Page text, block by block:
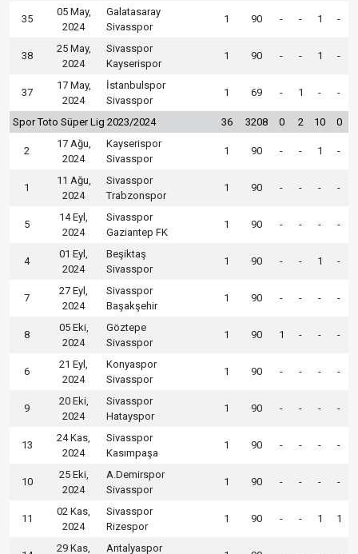
35
05 May,
2024
Galatasaray
Sivasspor
1 90 - - 1 -
38
25 May,
2024
Sivasspor
Kayserispor
1 90 - - 1 -
37
17 May,
2024
İstanbulspor
Sivasspor
1 69 - 1 - -
Spor Toto Süper Lig 2023/2024 36 3208 0 2 10 0
2
17 Ağu,
2024
Kayserispor
Sivasspor
1 90 - - 1 -
1
11 Ağu,
2024
Sivasspor
Trabzonspor
1 90 - - - -
5
14 Eyl,
2024
Sivasspor
Gaziantep FK
1 90 - - - -
4
01 Eyl,
2024
Beşiktaş
Sivasspor
1 90 - - 1 -
7
27 Eyl,
2024
Sivasspor
Başakşehir
1 90 - - - -
8
05 Eki,
2024
Göztepe
Sivasspor
1 90 1 - - -
6
21 Eyl,
2024
Konyaspor
Sivasspor
1 90 - - - -
9
20 Eki,
2024
Sivasspor
Hatayspor
1 90 - - - -
13
24 Kas,
2024
Sivasspor
Kasımpaşa
1 90 - - - -
10
25 Eki,
2024
A.Demirspor
Sivasspor
1 90 - - - -
11
02 Kas,
2024
Sivasspor
Rizespor
1 90 - - 1 1
29 Kas,
Antalyaspor